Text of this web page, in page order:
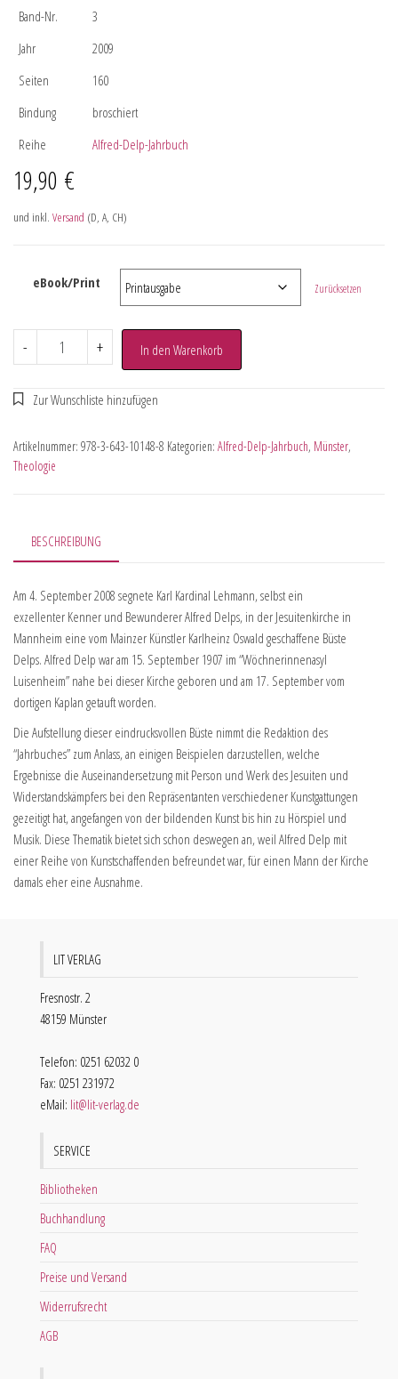
Band-Nr.
3
Jahr
2009
Seiten
160
Bindung
broschiert
Reihe
Alfred-Delp-Jahrbuch
19,90 €
und inkl. Versand (D, A, CH)
eBook/Print Zurücksetzen
- + In den Warenkorb
Artikelnummer: 978-3-643-10148-8 Kategorien: Alfred-Delp-Jahrbuch, Münster,
Theologie
BESCHREIBUNG
Am 4. September 2008 segnete Karl Kardinal Lehmann, selbst ein
exzellenter Kenner und Bewunderer Alfred Delps, in der Jesuitenkirche in
Mannheim eine vom Mainzer Künstler Karlheinz Oswald geschaffene Büste
Delps. Alfred Delp war am 15. September 1907 im “Wöchnerinnenasyl
Luisenheim” nahe bei dieser Kirche geboren und am 17. September vom
dortigen Kaplan getauft worden.
Die Aufstellung dieser eindrucksvollen Büste nimmt die Redaktion des
“Jahrbuches” zum Anlass, an einigen Beispielen darzustellen, welche
Ergebnisse die Auseinandersetzung mit Person und Werk des Jesuiten und
Widerstandskämpfers bei den Repräsentanten verschiedener Kunstgattungen
gezeitigt hat, angefangen von der bildenden Kunst bis hin zu Hörspiel und
Musik. Diese Thematik bietet sich schon deswegen an, weil Alfred Delp mit
einer Reihe von Kunstschaffenden befreundet war, für einen Mann der Kirche
damals eher eine Ausnahme.
LIT VERLAG
Fresnostr. 2
48159 Münster
Telefon: 0251 62032 0
Fax: 0251 231972
eMail: lit@lit-verlag.de
SERVICE
Bibliotheken
Buchhandlung
FAQ
Preise und Versand
Widerrufsrecht
AGB